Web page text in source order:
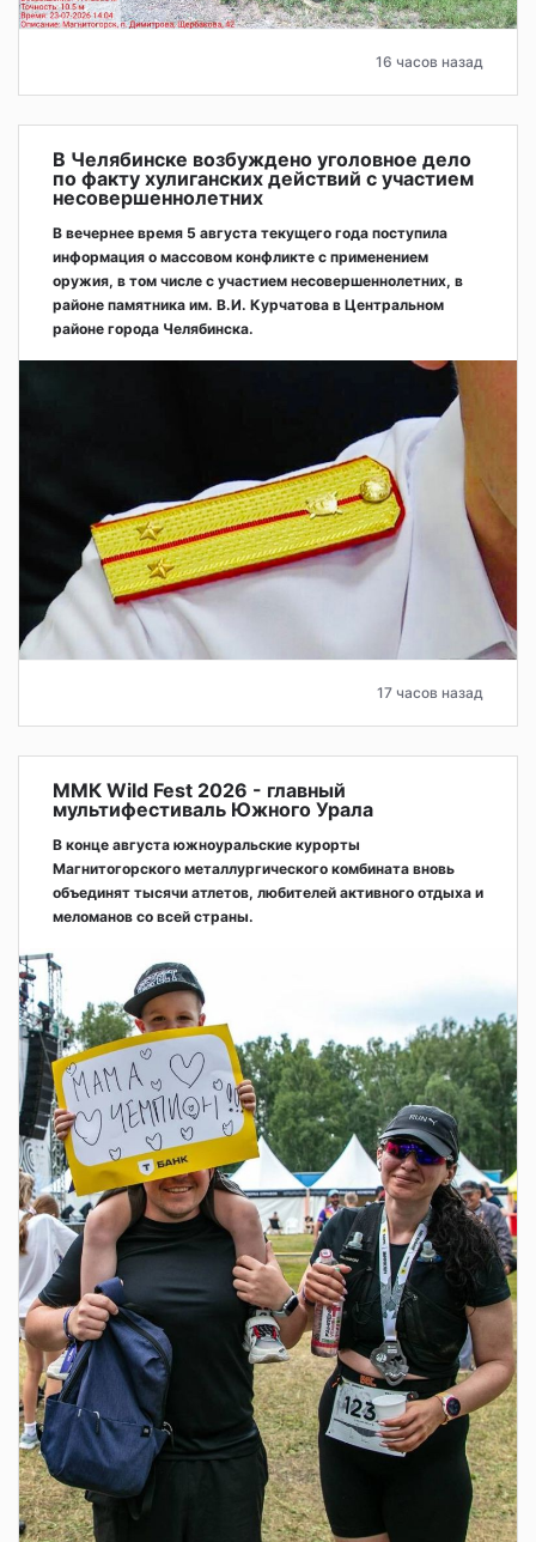
16 часов назад
В Челябинске возбуждено уголовное дело
по факту хулиганских действий с участием
несовершеннолетних
В вечернее время 5 августа текущего года поступила
информация о массовом конфликте с применением
оружия, в том числе с участием несовершеннолетних, в
районе памятника им. В.И. Курчатова в Центральном
районе города Челябинска.
17 часов назад
ММК Wild Fest 2026 - главный
мультифестиваль Южного Урала
В конце августа южноуральские курорты
Магнитогорского металлургического комбината вновь
объединят тысячи атлетов, любителей активного отдыха и
меломанов со всей страны.